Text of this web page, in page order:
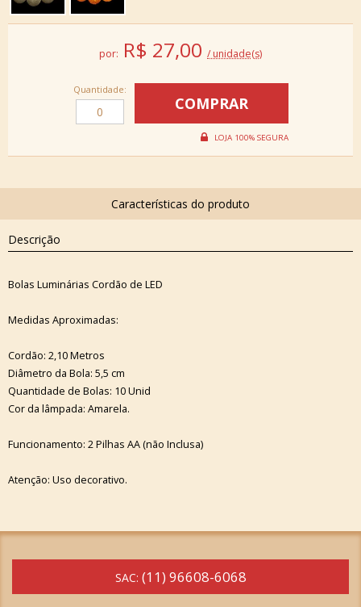
por: R$ 27,00 / unidade(s)
Quantidade:
Descrição
Bolas Luminárias Cordão de LED
Medidas Aproximadas:
Cordão: 2,10 Metros
Diâmetro da Bola: 5,5 cm
Quantidade de Bolas: 10 Unid
Cor da lâmpada: Amarela.
Funcionamento: 2 Pilhas AA (não Inclusa)
Atenção: Uso decorativo.
SAC: (11) 96608-6068